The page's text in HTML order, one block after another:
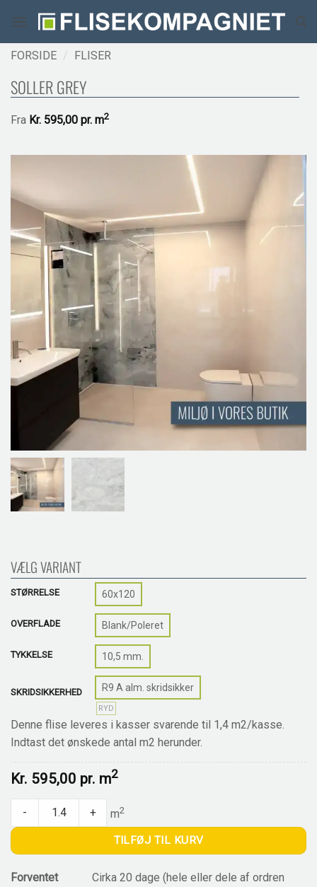
indhold
FORSIDE / FLISER
SOLLER GREY
Fra Kr. 595,00 pr. m2
VÆLG VARIANT
STØRRELSE 60x120
OVERFLADE Blank/Poleret
TYKKELSE 10,5 mm.
SKRIDSIKKERHED R9 A alm. skridsikker
RYD
Denne flise leveres i kasser svarende til 1,4 m2/kasse.
Indtast det ønskede antal m2 herunder.
Kr. 595,00 pr. m2
Soller Grey quantity
- + m2
TILFØJ TIL KURV
Forventet
Cirka 20 dage (hele eller dele af ordren